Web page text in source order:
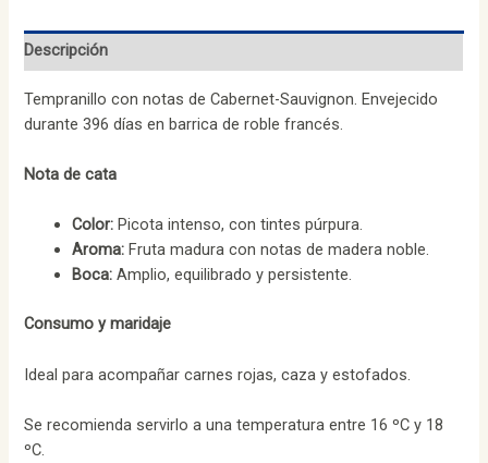
Descripción
Tempranillo con notas de Cabernet-Sauvignon. Envejecido
durante 396 días en barrica de roble francés.
Nota de cata
Color: Picota intenso, con tintes púrpura.
Aroma: Fruta madura con notas de madera noble.
Boca: Amplio, equilibrado y persistente.
Consumo y maridaje
Ideal para acompañar carnes rojas, caza y estofados.
Se recomienda servirlo a una temperatura entre 16 ºC y 18
ºC.